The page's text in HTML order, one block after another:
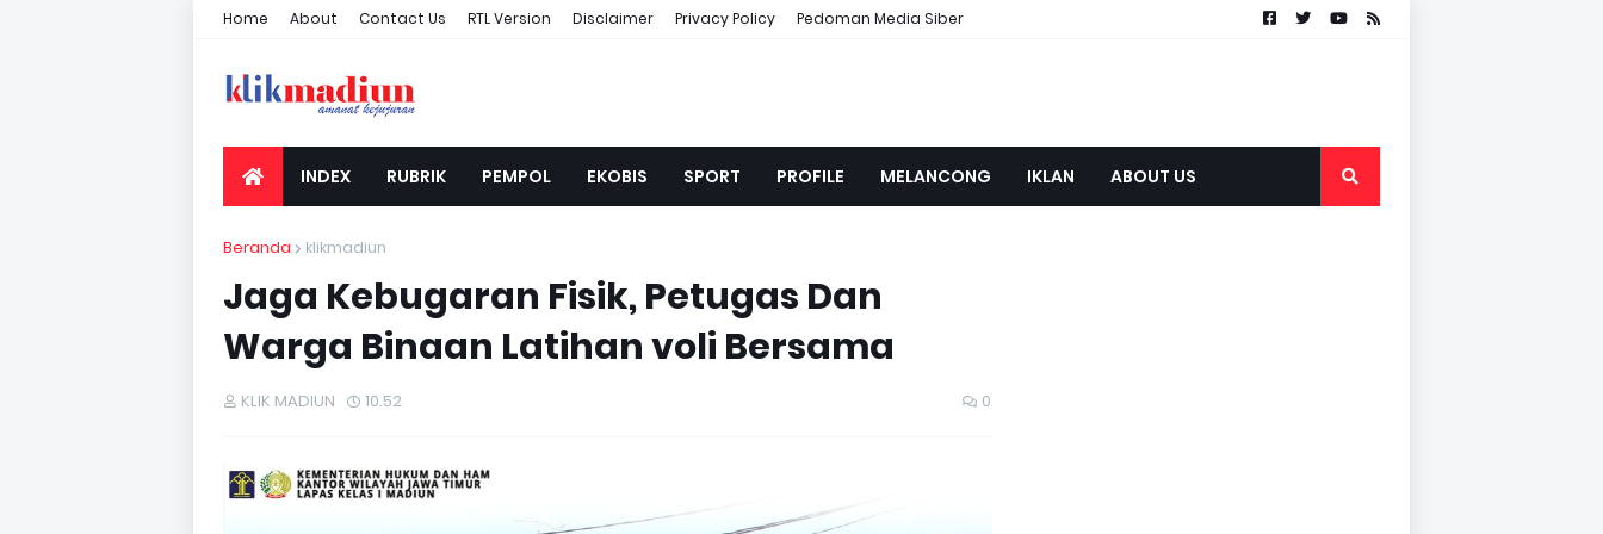
Home About Contact Us RTL Version Disclaimer Privacy Policy Pedoman Media Siber
INDEX RUBRIK PEMPOL EKOBIS SPORT PROFILE MELANCONG IKLAN ABOUT US
Beranda klikmadiun
Jaga Kebugaran Fisik, Petugas Dan
Warga Binaan Latihan voli Bersama
KLIK MADIUN 10.52 0